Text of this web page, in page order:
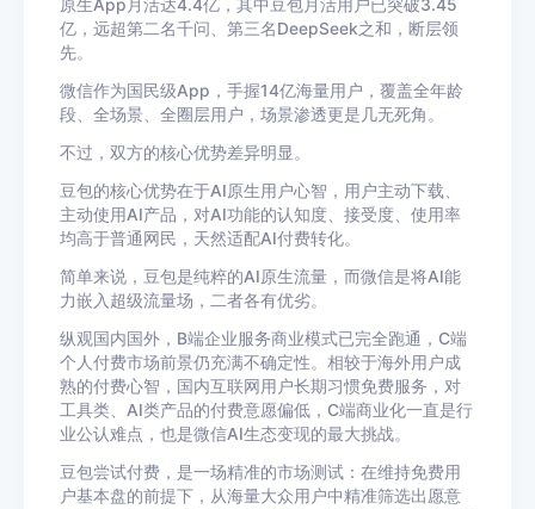
原生App月活达4.4亿，其中豆包月活用户已突破3.45
亿，远超第二名千问、第三名DeepSeek之和，断层领
先。
微信作为国民级App，手握14亿海量用户，覆盖全年龄
段、全场景、全圈层用户，场景渗透更是几无死角。
不过，双方的核心优势差异明显。
豆包的核心优势在于AI原生用户心智，用户主动下载、
主动使用AI产品，对AI功能的认知度、接受度、使用率
均高于普通网民，天然适配AI付费转化。
简单来说，豆包是纯粹的AI原生流量，而微信是将AI能
力嵌入超级流量场，二者各有优劣。
纵观国内国外，B端企业服务商业模式已完全跑通，C端
个人付费市场前景仍充满不确定性。相较于海外用户成
熟的付费心智，国内互联网用户长期习惯免费服务，对
工具类、AI类产品的付费意愿偏低，C端商业化一直是行
业公认难点，也是微信AI生态变现的最大挑战。
豆包尝试付费，是一场精准的市场测试：在维持免费用
户基本盘的前提下，从海量大众用户中精准筛选出愿意